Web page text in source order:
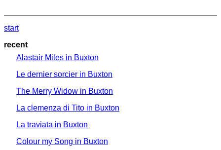
start
recent
Alastair Miles in Buxton
Le dernier sorcier in Buxton
The Merry Widow in Buxton
La clemenza di Tito in Buxton
La traviata in Buxton
Colour my Song in Buxton